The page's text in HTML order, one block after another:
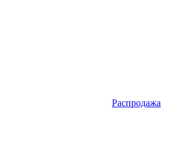
Распродажа